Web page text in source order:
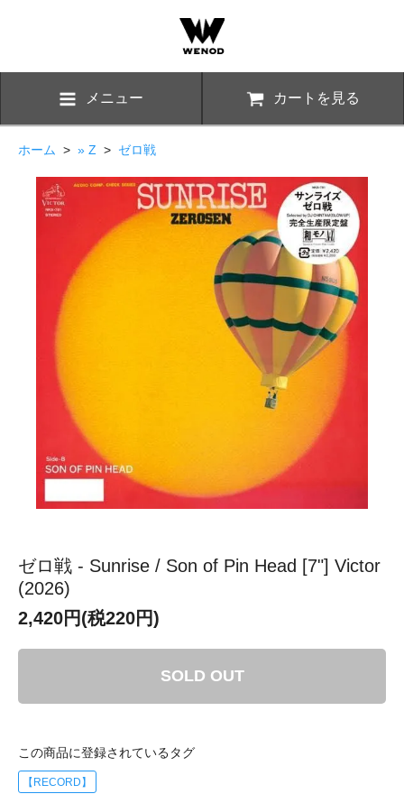
メニュー カートを見る
ホーム > » Z > ゼロ戦
ゼロ戦 - Sunrise / Son of Pin Head [7"] Victor
(2026)
2,420円(税220円)
SOLD OUT
この商品に登録されているタグ
【RECORD】